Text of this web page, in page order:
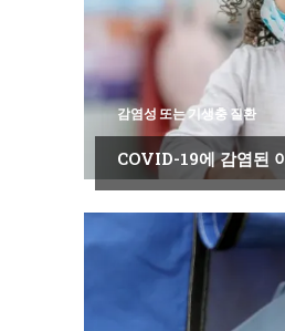
감염성 또는 기생충 질환
COVID-19에 감염된